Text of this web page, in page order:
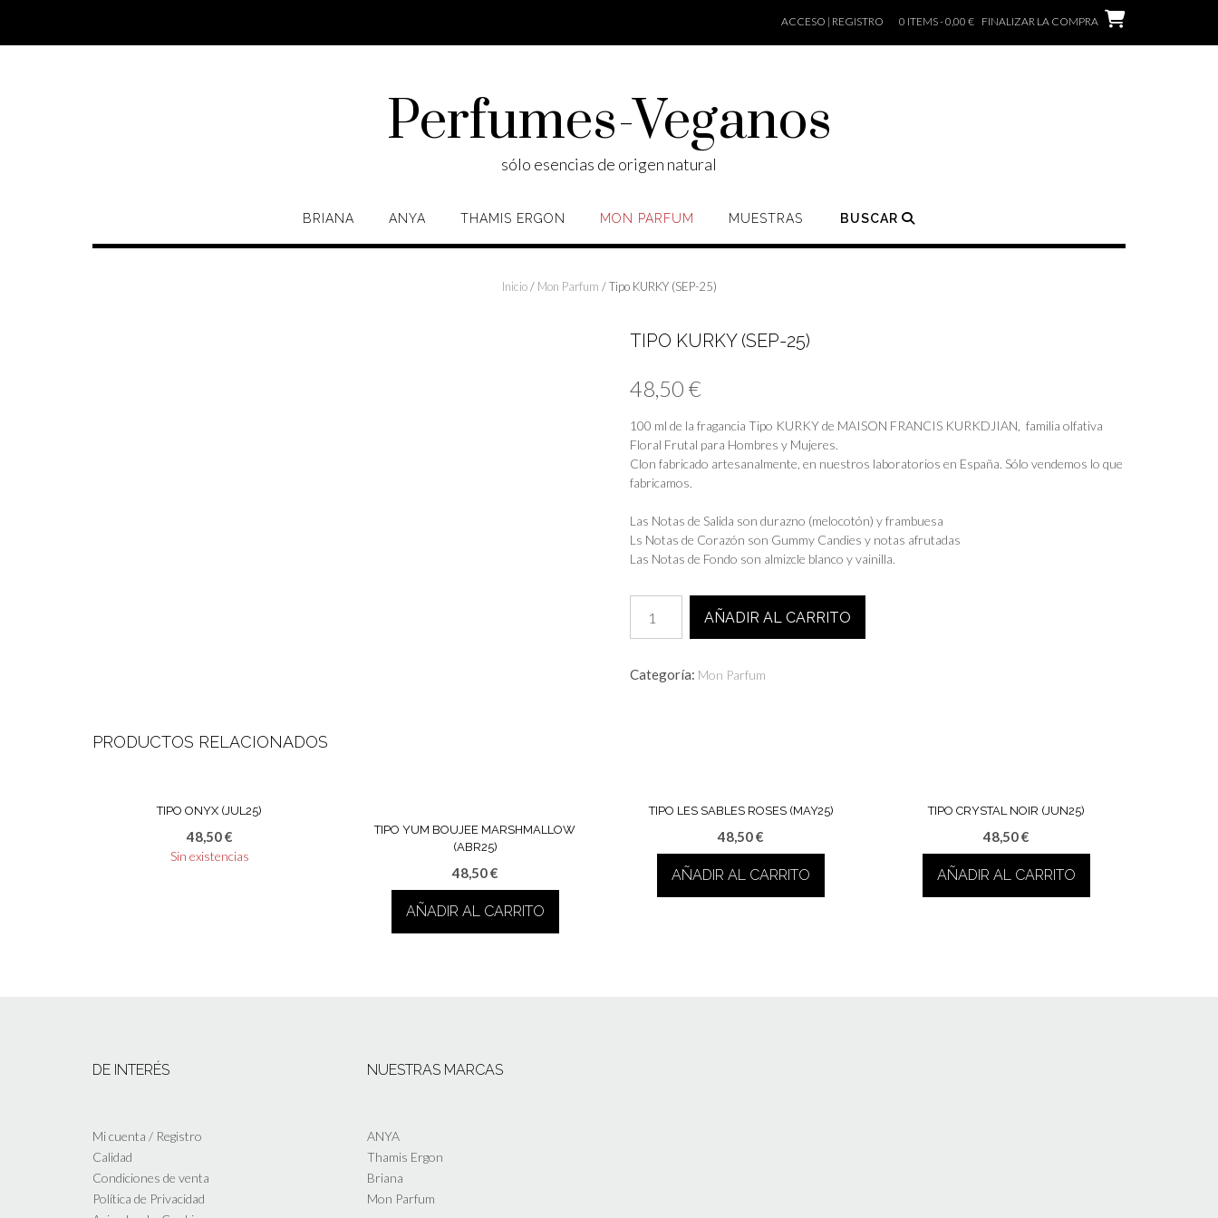
contenido
ACCESO | REGISTRO 0 ITEMS - 0,00 € FINALIZAR LA COMPRA
Perfumes-Veganos
sólo esencias de origen natural
BRIANA ANYA THAMIS ERGON MON PARFUM MUESTRAS BUSCAR
Inicio/ Mon Parfum / Tipo KURKY (SEP-25)
TIPO KURKY (SEP-25)
48,50 €
100 ml de la fragancia Tipo KURKY de MAISON FRANCIS KURKDJIAN, familia olfativa
Floral Frutal para Hombres y Mujeres.
Clon fabricado artesanalmente, en nuestros laboratorios en España. Sólo vendemos lo que
fabricamos.
Las Notas de Salida son durazno (melocotón) y frambuesa
Ls Notas de Corazón son Gummy Candies y notas afrutadas
Las Notas de Fondo son almizcle blanco y vainilla.
KURKY
(SEP-
cantidad
AÑADIR AL CARRITO
Categoría: Mon Parfum
PRODUCTOS RELACIONADOS
TIPO ONYX (JUL25)
48,50€
Sin existencias
TIPO YUM BOUJEE MARSHMALLOW
(ABR25)
48,50€
AÑADIR AL CARRITO
TIPO LES SABLES ROSES (MAY25)
48,50€
AÑADIR AL CARRITO
TIPO CRYSTAL NOIR (JUN25)
48,50€
AÑADIR AL CARRITO
DE INTERÉS
Mi cuenta / Registro
Calidad
Condiciones de venta
Política de Privacidad
NUESTRAS MARCAS
ANYA
Thamis Ergon
Briana
Mon Parfum